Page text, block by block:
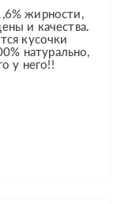
жирности,
и качества.
кусочки
натурально,
у него!!